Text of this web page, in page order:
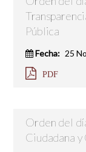
Pública
Fecha: 25
PDF
Orden del
Ciudadana